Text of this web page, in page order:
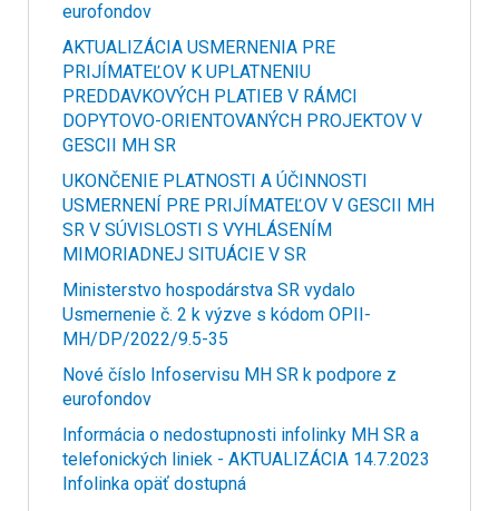
eurofondov
AKTUALIZÁCIA USMERNENIA PRE
PRIJÍMATEĽOV K UPLATNENIU
PREDDAVKOVÝCH PLATIEB V RÁMCI
DOPYTOVO-ORIENTOVANÝCH PROJEKTOV V
GESCII MH SR
UKONČENIE PLATNOSTI A ÚČINNOSTI
USMERNENÍ PRE PRIJÍMATEĽOV V GESCII MH
SR V SÚVISLOSTI S VYHLÁSENÍM
MIMORIADNEJ SITUÁCIE V SR
Ministerstvo hospodárstva SR vydalo
Usmernenie č. 2 k výzve s kódom OPII-
MH/DP/2022/9.5-35
Nové číslo Infoservisu MH SR k podpore z
eurofondov
Informácia o nedostupnosti infolinky MH SR a
telefonických liniek - AKTUALIZÁCIA 14.7.2023
Infolinka opäť dostupná